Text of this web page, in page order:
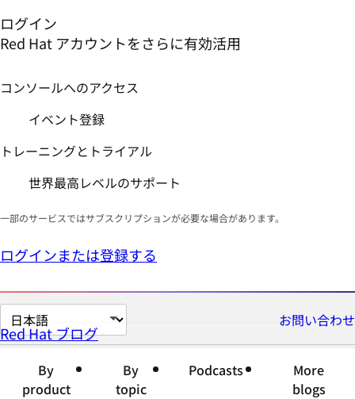
ログイン
Red Hat アカウントをさらに有効活用
コンソールへのアクセス
イベント登録
トレーニングとトライアル
世界最高レベルのサポート
一部のサービスではサブスクリプションが必要な場合があります。
ログインまたは登録する
ペ
ー
お問い合わせ
Red Hat ブログ
By
product
By
topic
Podcasts
More
blogs